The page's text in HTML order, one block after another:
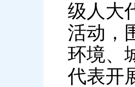
级人大
活动，
环境、
代表开